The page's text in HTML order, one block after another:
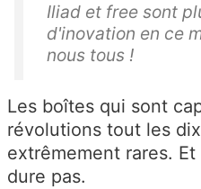
Iliad et free sont
d'inovation en ce
nous tous !
Les boîtes qui sont
révolutions tout les
extrêmement rares.
dure pas.